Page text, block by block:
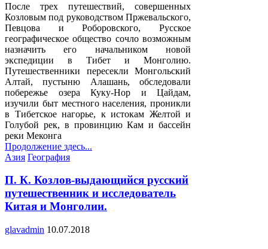
После трех путешествий, совершенных
Козловым под руководством Пржевальского,
Певцова и Роборовского, Русское
географическое общество сочло возможным
назначить его начальником новой
экспедиции в Тибет и Монголию.
Путешественники пересекли Монгольский
Алтай, пустыню Алашань, обследовали
побережье озера Куку-Нор и Цайдам,
изучили быт местного населения, проникли
в Тибетское нагорье, к истокам Желтой и
Голубой рек, в провинцию Кам и бассейн
реки Меконга
Продолжение здесь...
Posted
Азия География
П. К. Козлов-выдающийся русский
путешественник и исследователь
Китая и Монголии.
glavadmin 10.07.2018